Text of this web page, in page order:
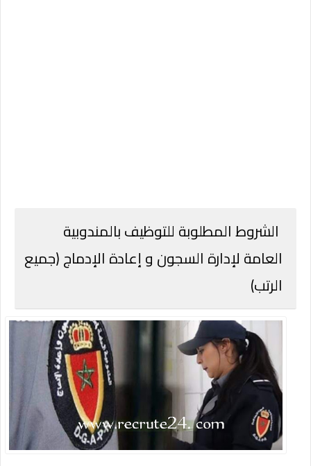
الشروط المطلوبة للتوظيف بالمندوبية
العامة لإدارة السجون و إعادة الإدماج (جميع
الرتب)